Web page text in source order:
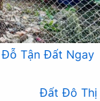
Đỗ Tận Đất Ngay
Đất Đô Thị